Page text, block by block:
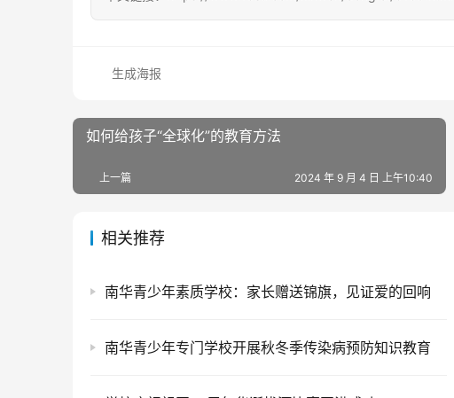
生成海报
如何给孩子“全球化”的教育方法
上一篇 2024 年 9 月 4 日 上午10:40
相关推荐
南华青少年素质学校：家长赠送锦旗，见证爱的回响
南华青少年专门学校开展秋冬季传染病预防知识教育